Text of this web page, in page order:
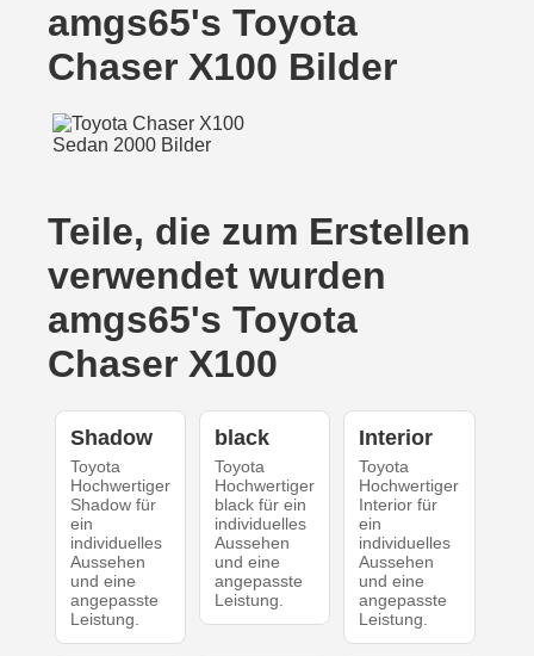
amgs65's Toyota
Chaser X100 Bilder
Teile, die zum Erstellen
verwendet wurden
amgs65's Toyota
Chaser X100
Shadow
Toyota
Hochwertiger
Shadow für
ein
individuelles
Aussehen
und eine
angepasste
Leistung.
black
Toyota
Hochwertiger
black für ein
individuelles
Aussehen
und eine
angepasste
Leistung.
Interior
Toyota
Hochwertiger
Interior für
ein
individuelles
Aussehen
und eine
angepasste
Leistung.